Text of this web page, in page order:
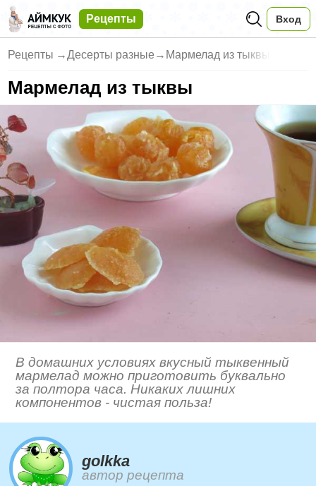
Рецепты Вход
Рецепты →Десерты разные → Мармелад из тыквы
Мармелад из тыквы
В домашних условиях вкусный тыквенный
мармелад можно приготовить буквально
за полтора часа. Никаких лишних
компонентов - чистая польза!
golkka
автор рецепта